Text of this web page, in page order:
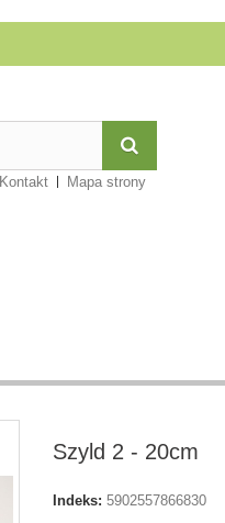
Kontakt Mapa strony
Szyld 2 - 20cm
Indeks: 5902557866830